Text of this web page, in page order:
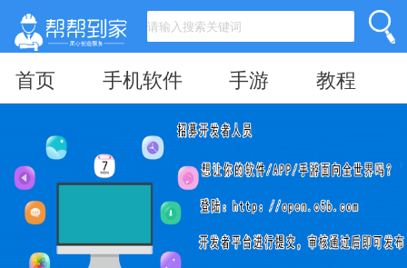
首页 手机软件 手游 教程